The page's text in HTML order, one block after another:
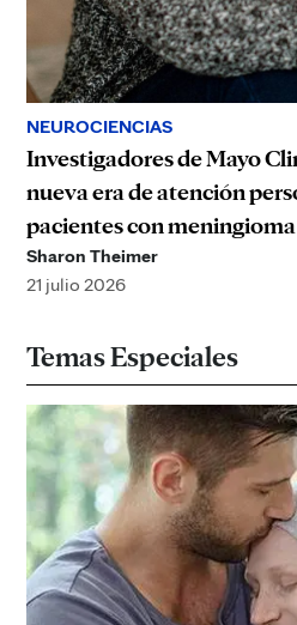
NEUROCIENCIAS
Investigadores de Mayo
nueva era de atención
pacientes con meningioma
Sharon Theimer
21 julio 2026
Temas Especiales